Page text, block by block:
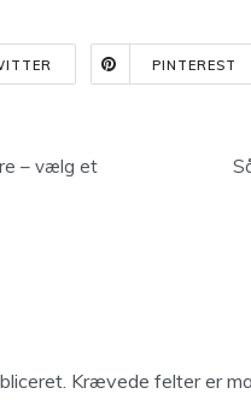
PINTEREST
– vælg et
Krævede felter er